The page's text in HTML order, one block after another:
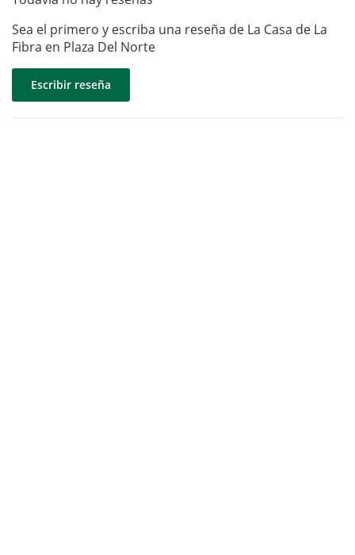
Sea el primero y escriba una reseña de La Casa de La
Fibra en Plaza Del Norte
Escribir reseña